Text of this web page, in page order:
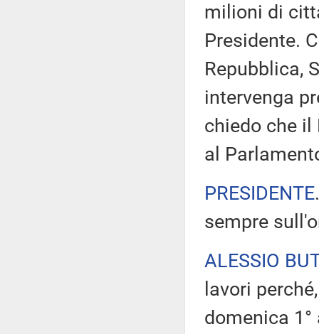
milioni di
Presidente.
Repubblica,
intervenga
chiedo che il
al
PRESIDENTE
sempre
ALESSIO
lavori
domenica